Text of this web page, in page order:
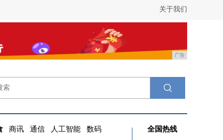
关于我们
广告
商讯 通信 人工智能
数码
全国热线